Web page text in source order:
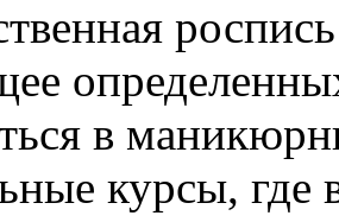
в
курсы, где